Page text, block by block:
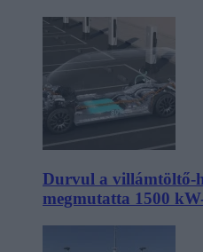
Durvul a villámtöltő-
megmutatta 1500